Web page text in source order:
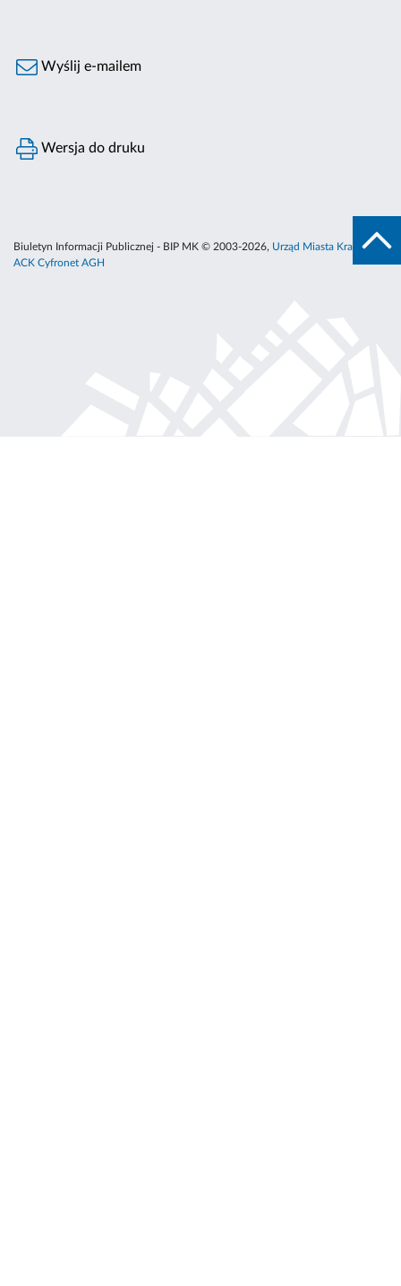
Wyślij e-mailem
Wersja do druku
Biuletyn Informacji Publicznej - BIP MK © 2003-2026, Urząd Miasta Krakowa
ACK Cyfronet AGH